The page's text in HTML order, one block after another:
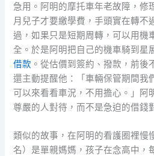
急用。阿明的摩托車年老故障，修
月兒子才要繳學費，手頭實在轉不
過，如果只是短期周轉，可以用機
全。於是阿明把自己的機車騎到星
借款 。從估價到簽約、撥款，前後
還主動提醒他：「車輛保管期間我
可以來看看車況，不用擔心。」阿
尊嚴的人對待，而不是急迫的借錢
類似的故事，在阿明的看護圈裡慢
名）是單親媽媽，孩子在念高中，